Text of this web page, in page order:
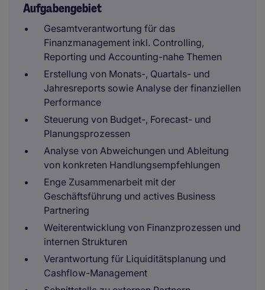
Aufgabengebiet
Gesamtverantwortung für das
Finanzmanagement inkl. Controlling,
Reporting und Accounting-nahe Themen
Erstellung von Monats-, Quartals- und
Jahresreports sowie Analyse der finanziellen
Performance
Steuerung von Budget-, Forecast- und
Planungsprozessen
Analyse von Abweichungen und Ableitung
von konkreten Handlungsempfehlungen
Enge Zusammenarbeit mit der
Geschäftsführung und actives Business
Partnering
Weiterentwicklung von Finanzprozessen und
internen Strukturen
Verantwortung für Liquiditätsplanung und
Cashflow-Management